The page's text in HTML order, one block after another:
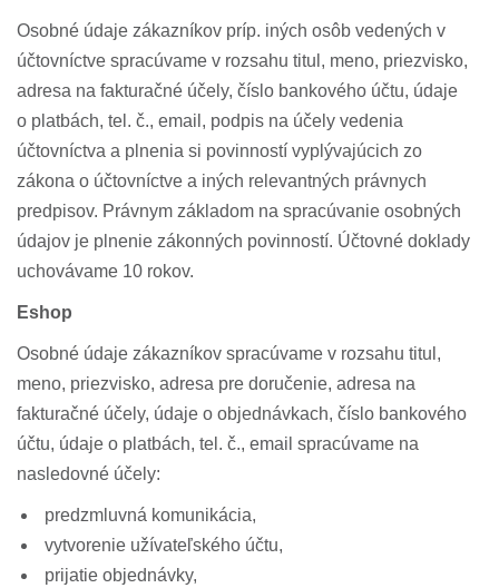
Osobné údaje zákazníkov príp. iných osôb vedených v
účtovníctve spracúvame v rozsahu titul, meno, priezvisko,
adresa na fakturačné účely, číslo bankového účtu, údaje
o platbách, tel. č., email, podpis na účely vedenia
účtovníctva a plnenia si povinností vyplývajúcich zo
zákona o účtovníctve a iných relevantných právnych
predpisov. Právnym základom na spracúvanie osobných
údajov je plnenie zákonných povinností. Účtovné doklady
uchovávame 10 rokov.
Eshop
Osobné údaje zákazníkov spracúvame v rozsahu titul,
meno, priezvisko, adresa pre doručenie, adresa na
fakturačné účely, údaje o objednávkach, číslo bankového
účtu, údaje o platbách, tel. č., email spracúvame na
nasledovné účely:
predzmluvná komunikácia,
vytvorenie užívateľského účtu,
prijatie objednávky,